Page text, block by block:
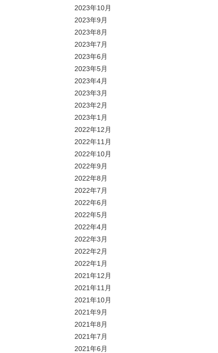
2023年10月
2023年9月
2023年8月
2023年7月
2023年6月
2023年5月
2023年4月
2023年3月
2023年2月
2023年1月
2022年12月
2022年11月
2022年10月
2022年9月
2022年8月
2022年7月
2022年6月
2022年5月
2022年4月
2022年3月
2022年2月
2022年1月
2021年12月
2021年11月
2021年10月
2021年9月
2021年8月
2021年7月
2021年6月